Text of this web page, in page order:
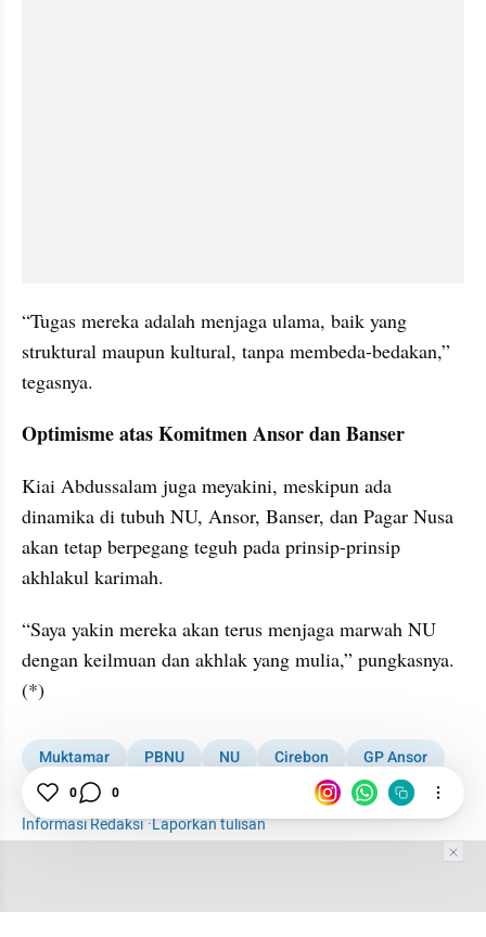
“Tugas mereka adalah menjaga ulama, baik yang
struktural maupun kultural, tanpa membeda-bedakan,”
tegasnya.
Optimisme atas Komitmen Ansor dan Banser
Kiai Abdussalam juga meyakini, meskipun ada
dinamika di tubuh NU, Ansor, Banser, dan Pagar Nusa
akan tetap berpegang teguh pada prinsip-prinsip
akhlakul karimah.
“Saya yakin mereka akan terus menjaga marwah NU
dengan keilmuan dan akhlak yang mulia,” pungkasnya.
(*)
Muktamar PBNU NU Cirebon
GP Ansor
Banser
Informasi Redaksi·Laporkan tulisan
0 0